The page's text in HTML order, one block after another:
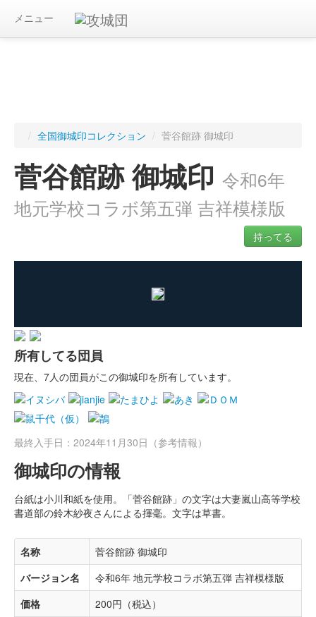
メニュー
/ 全国御城印コレクション / 菅谷館跡 御城印
菅谷館跡 御城印 令和6年
地元学校コラボ第五弾 吉祥模様版
持ってる
所有してる団員
現在、7人の団員がこの御城印を所有しています。
最終入手日：2024年11月30日（参考情報）
御城印の情報
台紙は小川和紙を使用。「菅谷館跡」の文字は大妻嵐山高等学校
書道部の鈴木紗夜さんによる揮毫。文字は草書。
名称
菅谷館跡 御城印
バージョン名
令和6年 地元学校コラボ第五弾 吉祥模様版
価格
200円（税込）